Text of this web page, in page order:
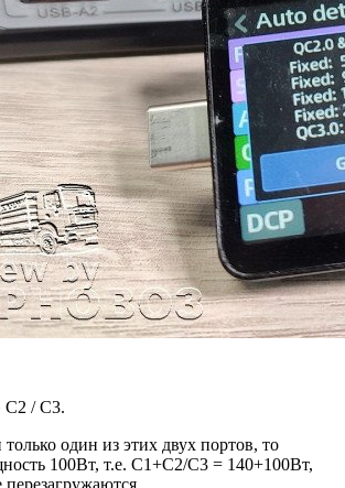
С2 / С3.
только один из этих двух портов, то
100Вт, т.е. С1+С2/С3 = 140+100Вт,